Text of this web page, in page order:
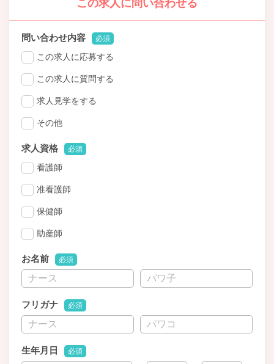
この求人に問い合わせる
問い合わせ内容 必須
この求人に応募する
この求人に質問する
求人見学をする
その他
求人資格 必須
看護師
准看護師
保健師
助産師
お名前 必須
フリガナ 必須
生年月日 必須